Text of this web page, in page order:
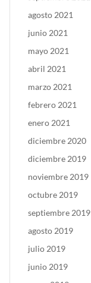
agosto 2021
junio 2021
mayo 2021
abril 2021
marzo 2021
febrero 2021
enero 2021
diciembre 2020
diciembre 2019
noviembre 2019
octubre 2019
septiembre 2019
agosto 2019
julio 2019
junio 2019